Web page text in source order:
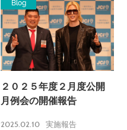
Blog
２０２５年度２月度公開
月例会の開催報告
2025.02.10 実施報告